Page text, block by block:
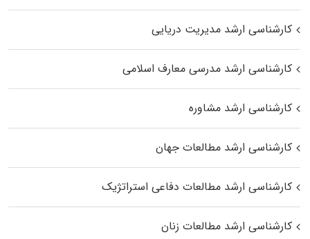
کارشناسی ارشد مدیریت دریایی
کارشناسی ارشد مدرسی معارف اسلامی
کارشناسی ارشد مشاوره
کارشناسی ارشد مطالعات جهان
کارشناسی ارشد مطالعات دفاعی استراتژیک
کارشناسی ارشد مطالعات زنان